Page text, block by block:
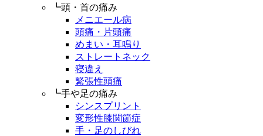
┗頭・首の痛み
メニエール病
頭痛・片頭痛
めまい・耳鳴り
ストレートネック
寝違え
緊張性頭痛
┗手や足の痛み
シンスプリント
変形性膝関節症
手・足のしびれ